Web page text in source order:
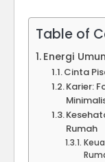
Table of
Energi
Cinta
Karier:
Rumah